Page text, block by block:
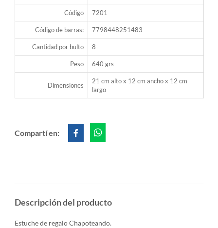
Código 7201
Código de barras: 7798448251483
Cantidad por bulto 8
Peso 640 grs
Dimensiones
21 cm alto x 12 cm ancho x 12 cm
largo
Compartí en:
Descripción del producto
Estuche de regalo Chapoteando.